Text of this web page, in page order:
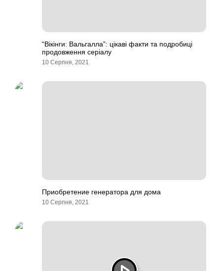
“Вікінги: Вальгалла”: цікаві факти та подробиці
продовження серіалу
10 Серпня, 2021
Приобретение генератора для дома
10 Серпня, 2021